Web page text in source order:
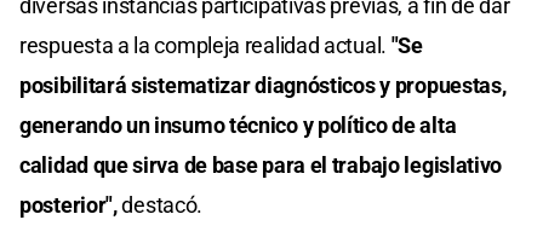
respuesta a la compleja realidad actual. "Se
posibilitará sistematizar diagnósticos y propuestas,
generando un insumo técnico y político de alta
calidad que sirva de base para el trabajo legislativo
posterior",destacó.